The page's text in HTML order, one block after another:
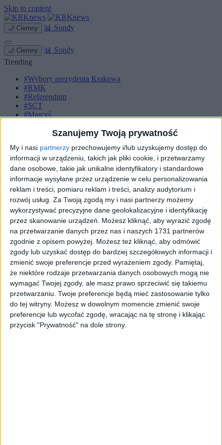
Szanujemy Twoją prywatność
My i nasi partnerzy przechowujemy i/lub uzyskujemy dostęp do
informacji w urządzeniu, takich jak pliki cookie, i przetwarzamy
dane osobowe, takie jak unikalne identyfikatory i standardowe
informacje wysyłane przez urządzenie w celu personalizowania
reklam i treści, pomiaru reklam i treści, analizy audytorium i
rozwój usług. Za Twoją zgodą my i nasi partnerzy możemy
wykorzystywać precyzyjne dane geolokalizacyjne i identyfikację
przez skanowanie urządzeń. Możesz kliknąć, aby wyrazić zgodę
na przetwarzanie danych przez nas i naszych 1731 partnerów
zgodnie z opisem powyżej. Możesz też kliknąć, aby odmówić
zgody lub uzyskać dostęp do bardziej szczegółowych informacji i
zmienić swoje preferencje przed wyrażeniem zgody. Pamiętaj,
że niektóre rodzaje przetwarzania danych osobowych mogą nie
wymagać Twojej zgody, ale masz prawo sprzeciwić się takiemu
przetwarzaniu. Twoje preferencje będą mieć zastosowanie tylko
do tej witryny. Możesz w dowolnym momencie zmienić swoje
preferencje lub wycofać zgodę, wracając na tę stronę i klikając
przycisk "Prywatność" na dole strony.
Skip to content
🌙 Ciemny 📊 Sondy
🌙 Ciemny 📊 Sondy
Trending
#Wybory prezydenta Krakowa
#RMK
#Referendum
#SCT
#Marcyś
Strona główna
Komunikacja
Zieleń
Inwestycje
Biznes
Sport
Kultura
Małopolska
Kryminalne
Tag #budżet obywatelski zmiany
#budżet obywatelski zmiany
artykułówBudżet obywatelskiInwestycje MiastoNajnowsze
Polityka
Sortuj:
Kategoria: